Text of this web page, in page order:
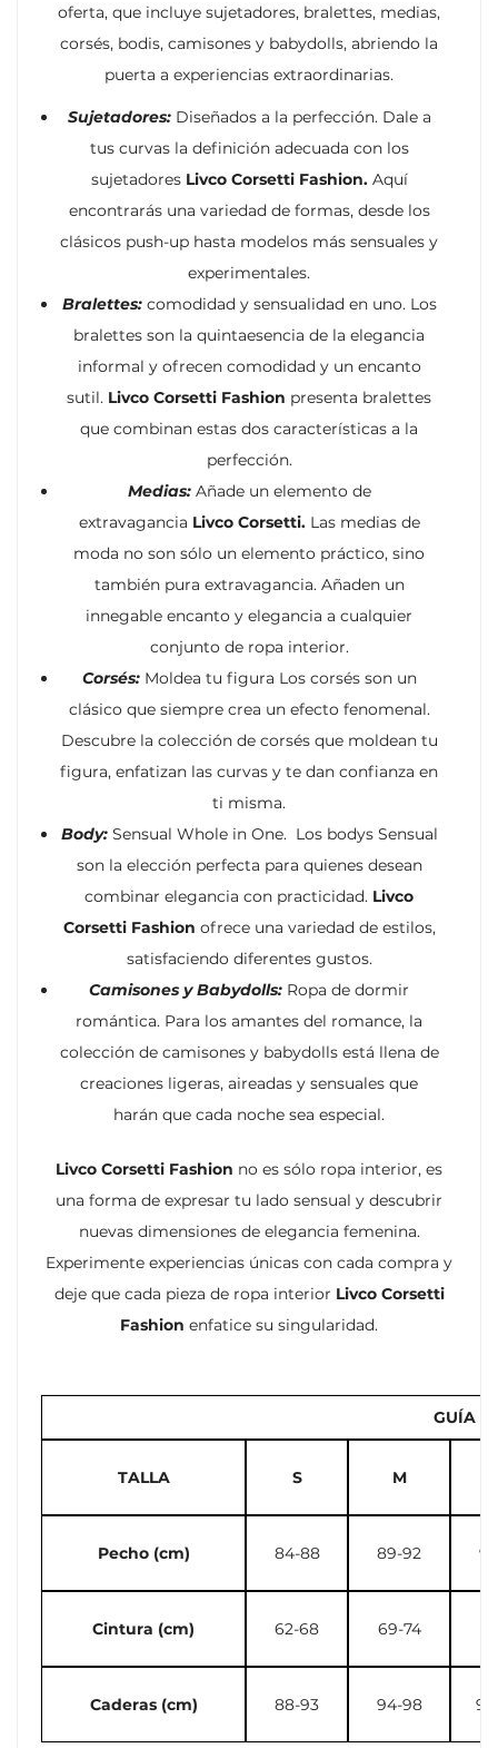
oferta, que incluye sujetadores, bralettes, medias,
corsés, bodis, camisones y babydolls, abriendo la
puerta a experiencias extraordinarias.
Sujetadores:Diseñados a la perfección. Dale a
tus curvas la definición adecuada con los
sujetadores Livco Corsetti Fashion. Aquí
encontrarás una variedad de formas, desde los
clásicos push-up hasta modelos más sensuales y
experimentales.
Bralettes:comodidad y sensualidad en uno. Los
bralettes son la quintaesencia de la elegancia
informal y ofrecen comodidad y un encanto
sutil. Livco Corsetti Fashion presenta bralettes
que combinan estas dos características a la
perfección.
Medias: Añade un elemento de
extravagancia Livco Corsetti.Las medias de
moda no son sólo un elemento práctico, sino
también pura extravagancia. Añaden un
innegable encanto y elegancia a cualquier
conjunto de ropa interior.
Corsés:Moldea tu figura Los corsés son un
clásico que siempre crea un efecto fenomenal.
Descubre la colección de corsés que moldean tu
figura, enfatizan las curvas y te dan confianza en
ti misma.
Body:Sensual Whole in One. Los bodys Sensual
son la elección perfecta para quienes desean
combinar elegancia con practicidad. Livco
Corsetti Fashion ofrece una variedad de estilos,
satisfaciendo diferentes gustos.
Camisones y Babydolls: Ropa de dormir
romántica. Para los amantes del romance, la
colección de camisones y babydolls está llena de
creaciones ligeras, aireadas y sensuales que
harán que cada noche sea especial.
Livco Corsetti Fashion no es sólo ropa interior, es
una forma de expresar tu lado sensual y descubrir
nuevas dimensiones de elegancia femenina.
Experimente experiencias únicas con cada compra y
deje que cada pieza de ropa interior Livco Corsetti
Fashion enfatice su singularidad.
GUÍA
TALLA S M
Pecho (cm) 84-88 89-92
Cintura (cm) 62-68 69-74
Caderas (cm) 88-93 94-98